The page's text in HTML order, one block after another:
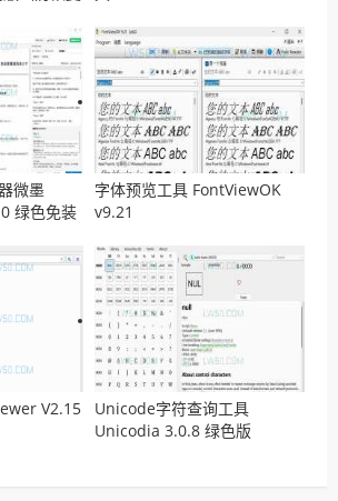
微墨
绿色免装
字体预览工具 FontViewOK
v9.21
V2.15
Unicode字符查询工具
Unicodia 3.0.8 绿色版